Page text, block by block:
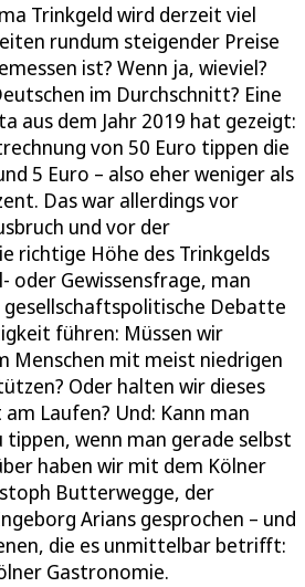
Trinkgeld wird derzeit viel
rundum steigender Preise
ist? Wenn ja, wieviel?
im Durchschnitt? Eine
aus dem Jahr 2019 hat gezeigt:
von 50 Euro tippen die
5 Euro – also eher weniger als
Das war allerdings vor
und vor der
richtige Höhe des Trinkgelds
oder Gewissensfrage, man
Debatte
führen: Müssen wir
Menschen mit meist niedrigen
Oder halten wir dieses
Laufen? Und: Kann man
tippen, wenn man gerade selbst
haben wir mit dem Kölner
Butterwegge, der
Arians gesprochen – und
die es unmittelbar betrifft:
Gastronomie.